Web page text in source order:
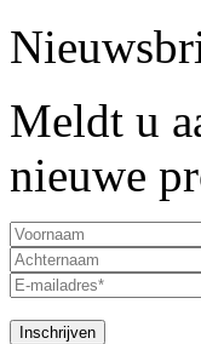
Meldt u
nieuwe